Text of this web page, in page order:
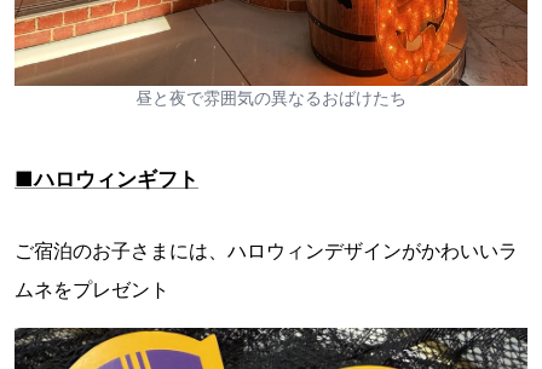
昼と夜で雰囲気の異なるおばけたち
■ハロウィンギフト
ご宿泊のお子さまには、ハロウィンデザインがかわいいラ
ムネをプレゼント